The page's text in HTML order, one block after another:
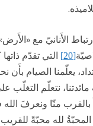
الأَنانيّ مع
[20]
التي تقدّم
يعلّمنا الصيام بأَن
نتعلّم التغلّب على
منّا ونعرفَ الله
لله محبّةً للقريب